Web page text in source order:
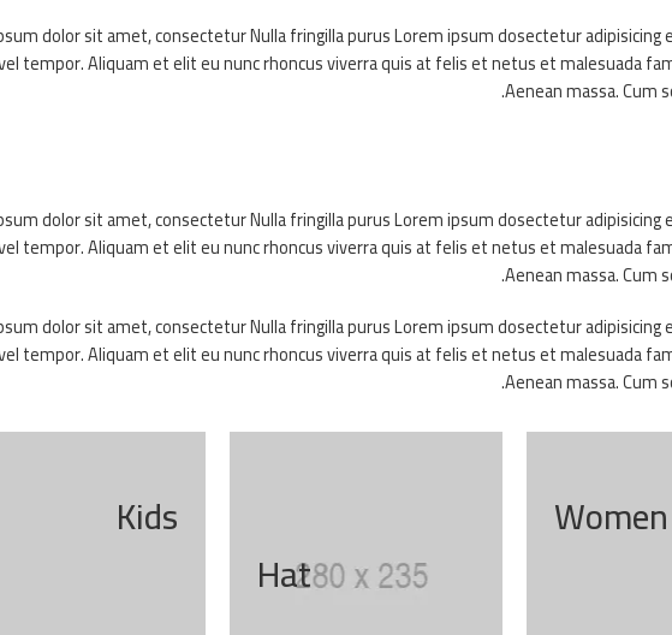
dolor sit amet, consectetur Nulla fringilla purus Lorem ipsum dosectetur
tempor. Aliquam et elit eu nunc rhoncus viverra quis at felis et netus et malesuada
Aenean massa. Cum
dolor sit amet, consectetur Nulla fringilla purus Lorem ipsum dosectetur
tempor. Aliquam et elit eu nunc rhoncus viverra quis at felis et netus et malesuada
Aenean massa. Cum
dolor sit amet, consectetur Nulla fringilla purus Lorem ipsum dosectetur
tempor. Aliquam et elit eu nunc rhoncus viverra quis at felis et netus et malesuada
Aenean massa. Cum
Kids
Hat
Women